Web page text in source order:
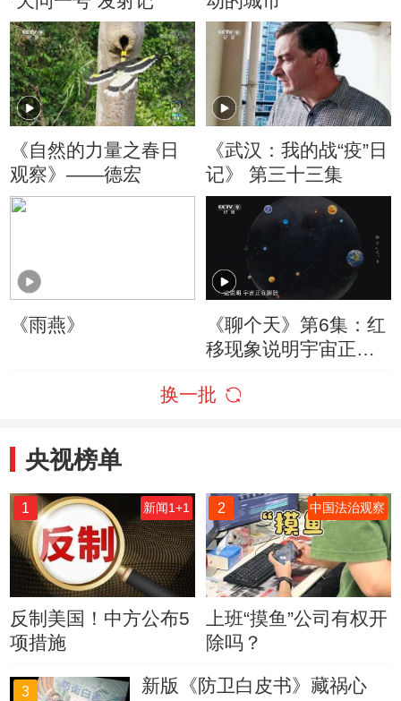
《自然的力量之春日
观察》——德宏
《武汉：我的战“疫”日
记》 第三十三集
《雨燕》
《聊个天》第6集：红
移现象说明宇宙正在
换一批
央视榜单
1 新闻1+1
反制美国！中方公布5
项措施
2 中国法治观察
上班“摸鱼”公司有权开
除吗？
3 新版《防卫白皮书》藏祸心